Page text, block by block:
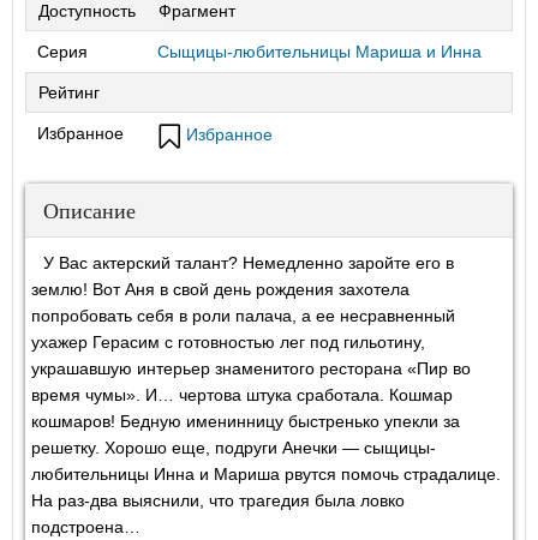
Доступность Фрагмент
Серия Сыщицы-любительницы Мариша и Инна
Рейтинг
Избранное Избранное
Описание
У Вас актерский талант? Немедленно заройте его в
землю! Вот Аня в свой день рождения захотела
попробовать себя в роли палача, а ее несравненный
ухажер Герасим с готовностью лег под гильотину,
украшавшую интерьер знаменитого ресторана «Пир во
время чумы». И… чертова штука сработала. Кошмар
кошмаров! Бедную именинницу быстренько упекли за
решетку. Хорошо еще, подруги Анечки — сыщицы-
любительницы Инна и Мариша рвутся помочь страдалице.
На раз-два выяснили, что трагедия была ловко
подстроена…